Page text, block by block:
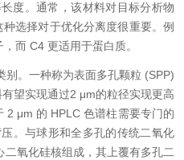
度。通常，该材料对目标分析物
选择对于优化分离度很重要。例
而 C4 更适用于蛋白质。
。一种称为表面多孔颗粒 (SPP)
望实现通过2 μm的粒径实现更高
2 μm 的 HPLC 色谱柱需要专门的
。与球形和全多孔的传统二氧化
氧化硅核组成，其上覆有多孔二